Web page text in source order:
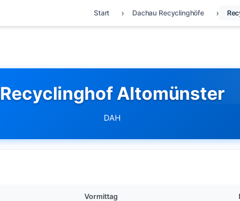
Start Dachau Recyclinghöfe
Recyclinghof Altomünster
DAH
Vormittag